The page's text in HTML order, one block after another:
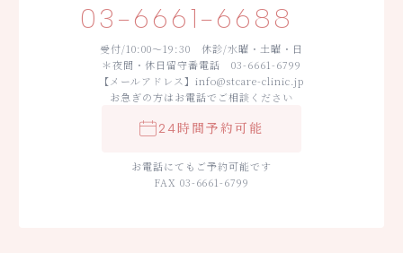
03-6661-6688
受付/10:00～19:30 休診/水曜・土曜・日
＊夜間・休日留守番電話 03-6661-6799
【メールアドレス】info@stcare-clinic.jp
お急ぎの方はお電話でご相談ください
24時間予約可能
お電話にてもご予約可能です
FAX 03-6661-6799